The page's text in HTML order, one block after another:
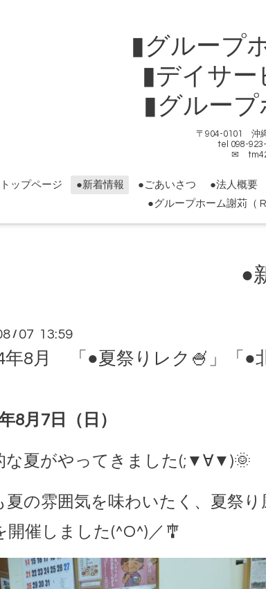
▮グループホ
▮デイサ
▮グループホ
〒904-0101 沖
tel 098-
✉
ップページ ●新着情報 ●ごあいさつ ●法人概要
●グループホーム謝苅（
●
/ 07 13:59
年8月 「●夏祭りレク🍧」「●
8月7日（日）
な夏がやってきました(;▼∀▼)🌞
夏の雰囲気を味わいたく、夏祭り
開催しました(^O^)／🎐